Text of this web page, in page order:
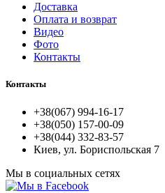
Доставка
Оплата и возврат
Видео
Фото
Контакты
Контакты
+38(067) 994-16-17
+38(050) 157-00-09
+38(044) 332-83-57
Киев, ул. Бориспольская 7
Мы в социальных сетях